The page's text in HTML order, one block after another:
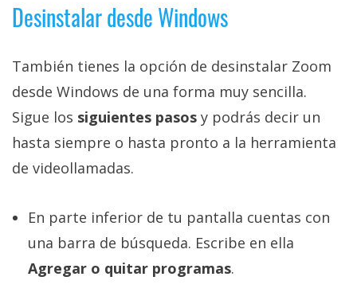
Desinstalar desde Windows
También tienes la opción de desinstalar Zoom
desde Windows de una forma muy sencilla.
Sigue los siguientes pasos y podrás decir un
hasta siempre o hasta pronto a la herramienta
de videollamadas.
En parte inferior de tu pantalla cuentas con
una barra de búsqueda. Escribe en ella
Agregar o quitar programas.